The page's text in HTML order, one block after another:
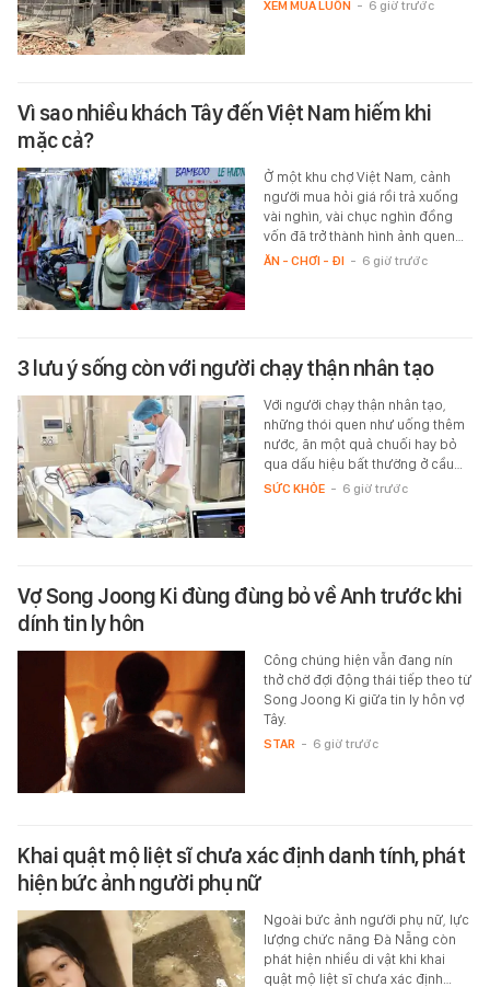
XEM MUA LUÔN - 6 giờ trước
Vì sao nhiều khách Tây đến Việt Nam hiếm khi
mặc cả?
Ở một khu chợ Việt Nam, cảnh
người mua hỏi giá rồi trả xuống
vài nghìn, vài chục nghìn đồng
vốn đã trở thành hình ảnh quen…
ĂN - CHƠI - ĐI - 6 giờ trước
3 lưu ý sống còn với người chạy thận nhân tạo
Với người chạy thận nhân tạo,
những thói quen như uống thêm
nước, ăn một quả chuối hay bỏ
qua dấu hiệu bất thường ở cầu…
SỨC KHỎE - 6 giờ trước
Vợ Song Joong Ki đùng đùng bỏ về Anh trước khi
dính tin ly hôn
Công chúng hiện vẫn đang nín
thở chờ đợi động thái tiếp theo từ
Song Joong Ki giữa tin ly hôn vợ
Tây.
STAR - 6 giờ trước
Khai quật mộ liệt sĩ chưa xác định danh tính, phát
hiện bức ảnh người phụ nữ
Ngoài bức ảnh người phụ nữ, lực
lượng chức năng Đà Nẵng còn
phát hiện nhiều di vật khi khai
quật mộ liệt sĩ chưa xác định…